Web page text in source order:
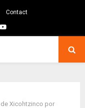
Contact
Youtube
de Xicohtzinco por